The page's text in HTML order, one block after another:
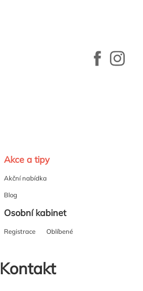
Akce a tipy
Akční nabídka
Blog
Osobní kabinet
Registrace Oblíbené
Kontakt